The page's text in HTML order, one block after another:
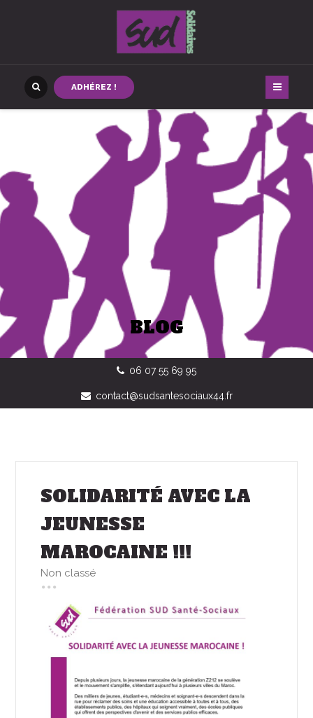
ADHÉREZ !
BLOG
06 07 55 69 95
contact@sudsantesociaux44.fr
SOLIDARITÉ AVEC LA
JEUNESSE
MAROCAINE !!!
Non classé